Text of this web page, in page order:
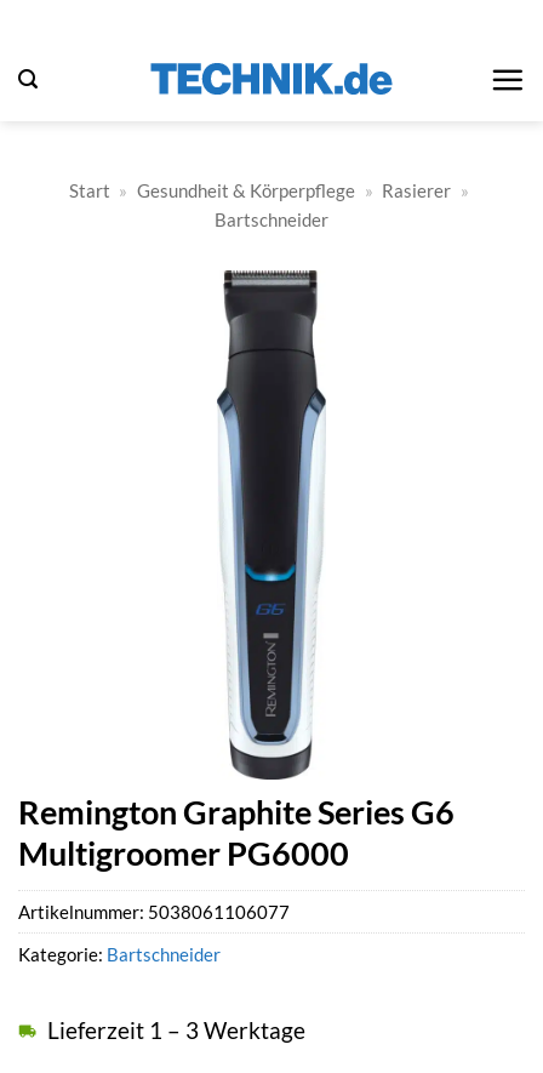
springen
Start » Gesundheit & Körperpflege » Rasierer »
Bartschneider
Remington Graphite Series G6
Multigroomer PG6000
Lieferzeit 1 – 3 Werktage
Artikelnummer: 5038061106077
Kategorie: Bartschneider